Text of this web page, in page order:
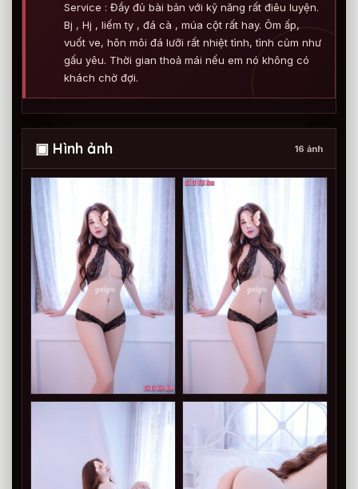
Service : Đầy đủ bài bản với kỹ năng rất điêu luyện.
Bj , Hj , liếm ty , đá cà , múa cột rất hay. Ôm ấp,
vuốt ve, hôn môi đá lưỡi rất nhiệt tình, tình củm như
gấu yêu. Thời gian thoả mái nếu em nó không có
khách chờ đợi.
▣ Hình ảnh 16 ảnh